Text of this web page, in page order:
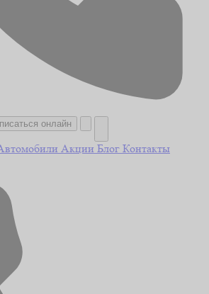
онлайн
Акции Блог Контакты